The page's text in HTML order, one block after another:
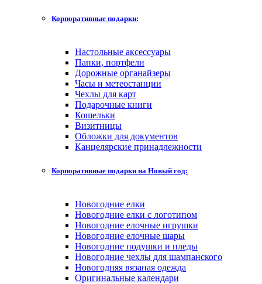
Корпоративные подарки:
Настольные аксессуары
Папки, портфели
Дорожные органайзеры
Часы и метеостанции
Чехлы для карт
Подарочные книги
Кошельки
Визитницы
Обложки для документов
Канцелярские принадлежности
Корпоративные подарки на Новый год:
Новогодние елки
Новогодние елки с логотипом
Новогодние елочные игрушки
Новогодние елочные шары
Новогодние подушки и пледы
Новогодние чехлы для шампанского
Новогодняя вязаная одежда
Оригинальные календари